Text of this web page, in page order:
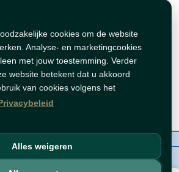
cookies om de website
Analyse- en marketingcookies
met jouw toestemming. Verder
website betekent dat u akkoord
van cookies volgens het
Alles weigeren
WhatsAppen
Tawfeer 2018-2026